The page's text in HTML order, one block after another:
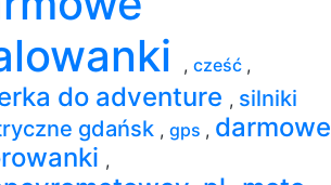
, cześć ,
do adventure , silniki
gdańsk , gps , darmowe
,